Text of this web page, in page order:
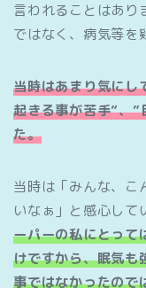
言われることはあり
ではなく、病気等を
当時はあまり気にし
起きる事が苦手”、
た。
当時は「みんな、こ
いなぁ」と感心して
ーパーの私にとって
けですから、眠気も
事ではなかったので